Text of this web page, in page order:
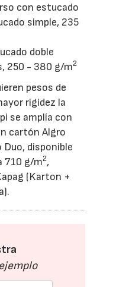
con estucado
simple, 235
doble
250 - 380 g/m2
pesos de
rigidez la
se amplía con
cartón Algro
Duo, disponible
710 g/m2,
(Karton +